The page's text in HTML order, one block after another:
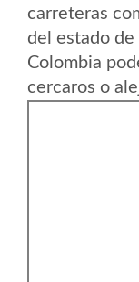
carreteras
del estado
Colombia
cercaros o